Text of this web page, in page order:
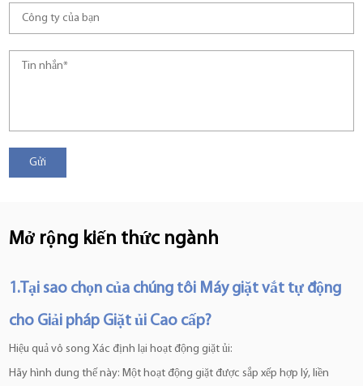
Mở rộng kiến thức ngành
1.Tại sao chọn của chúng tôi Máy giặt vắt tự động
cho Giải pháp Giặt ủi Cao cấp?
Hiệu quả vô song Xác định lại hoạt động giặt ủi:
Hãy hình dung thế này: Một hoạt động giặt được sắp xếp hợp lý, liền